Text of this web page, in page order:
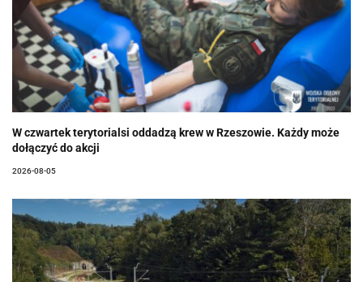
W czwartek terytorialsi oddadzą krew w Rzeszowie. Każdy może
dołączyć do akcji
2026-08-05